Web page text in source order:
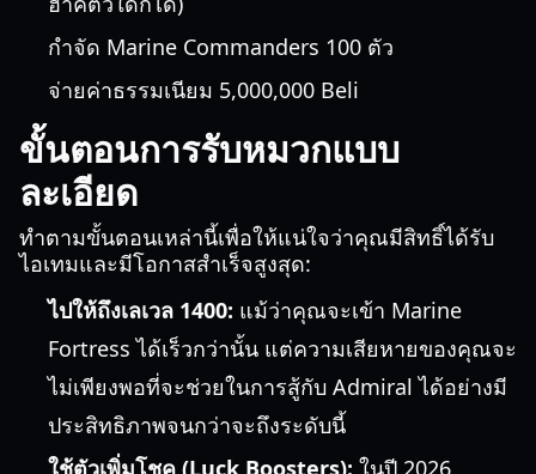
กำจัด Marine Commanders 100 ตัว
จ่ายค่าธรรมเนียม 5,000,000 Beli
ขั้นตอนการรับหมวกแบบ
ละเอียด
ทำตามขั้นตอนเหล่านี้เพื่อให้แน่ใจว่าคุณมีสิทธิ์ได้รับ
ไอเทมและมีโอกาสสำเร็จสูงสุด:
ไปให้ถึงเลเวล 1400: แม้ว่าคุณจะเข้า Marine
Fortress ได้เร็วกว่านั้น แต่ความเสียหายของคุณจะ
ไม่เพียงพอที่จะช่วยในการสู้กับ Admiral ได้อย่างมี
ประสิทธิภาพจนกว่าจะถึงระดับนี้
ใช้ตัวเพิ่มโชค (Luck Boosters): ในปี 2026